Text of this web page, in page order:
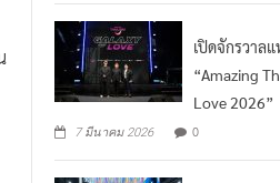
“Amazing
Love 2026”
0